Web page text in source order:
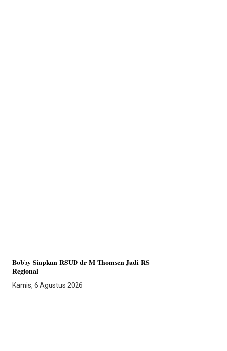
Bobby Siapkan RSUD dr M Thomsen Jadi RS
Regional
Kamis, 6 Agustus 2026